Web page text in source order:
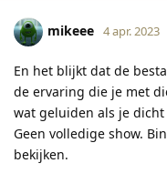
mikeee 4 apr. 2023
En het blijkt dat de
de ervaring die je met
wat geluiden als je
Geen volledige show.
bekijken.